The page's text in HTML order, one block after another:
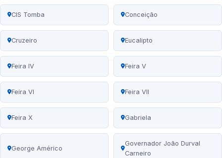
CIS Tomba Conceição
Cruzeiro Eucalipto
Feira IV Feira V
Feira VI Feira VII
Feira X Gabriela
George Américo
Governador João Durval
Carneiro